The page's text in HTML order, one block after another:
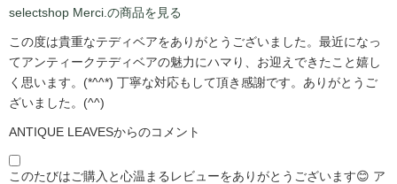
selectshop Merci.の商品を見る
この度は貴重なテディベアをありがとうございました。最近になっ
てアンティークテディベアの魅力にハマり、お迎えできたこと嬉し
く思います。(*^^*) 丁寧な対応もして頂き感謝です。ありがとうご
ざいました。(^^)
ANTIQUE LEAVESからのコメント
このたびはご購入と心温まるレビューをありがとうございます😊 ア